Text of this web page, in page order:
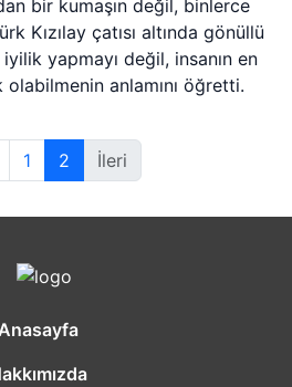
bir kumaşın değil, binlerce
Kızılay çatısı altında gönüllü
yapmayı değil, insanın en
olabilmenin anlamını öğretti.
1 2 İleri
Anasayfa